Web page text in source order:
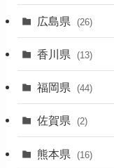
(1)
広島県 (26)
香川県 (13)
福岡県 (44)
佐賀県 (2)
熊本県 (16)